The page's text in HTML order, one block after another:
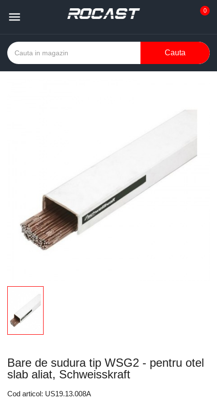
 0
Cauta
Bare de sudura tip WSG2 - pentru otel
slab aliat, Schweisskraft
Cod articol: US19.13.008A